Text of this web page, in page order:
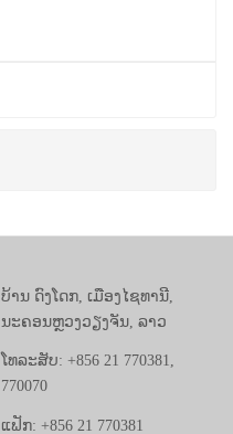
ບ້ານ ດົງໂດກ, ເມືອງໄຊທານີ,
ນະຄອນຫຼວງວຽງຈັນ, ລາວ
ໂທລະສັບ: +856 21 770381,
770070
ແຟັກ: +856 21 770381